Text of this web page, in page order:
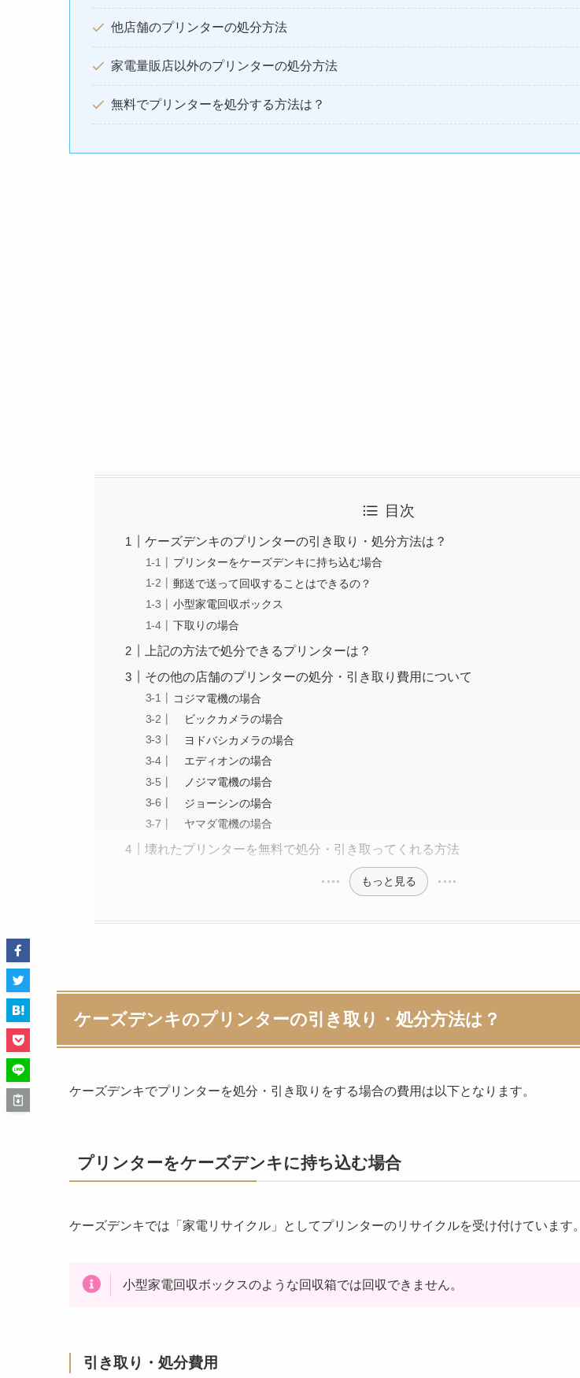
他店舗のプリンターの処分方法
家電量販店以外のプリンターの処分方法
無料でプリンターを処分する方法は？
目次
ケーズデンキのプリンターの引き取り・処分方法は？
プリンターをケーズデンキに持ち込む場合
郵送で送って回収することはできるの？
小型家電回収ボックス
下取りの場合
上記の方法で処分できるプリンターは？
その他の店舗のプリンターの処分・引き取り費用について
コジマ電機の場合
ビックカメラの場合
ヨドバシカメラの場合
エディオンの場合
ノジマ電機の場合
ジョーシンの場合
ヤマダ電機の場合
壊れたプリンターを無料で処分・引き取ってくれる方法
もっと見る
ケーズデンキのプリンターの引き取り・処分方法は？
ケーズデンキでプリンターを処分・引き取りをする場合の費用は以下となります。
プリンターをケーズデンキに持ち込む場合
ケーズデンキでは「家電リサイクル」としてプリンターのリサイクルを受け付けています。
小型家電回収ボックスのような回収箱では回収できません。
引き取り・処分費用